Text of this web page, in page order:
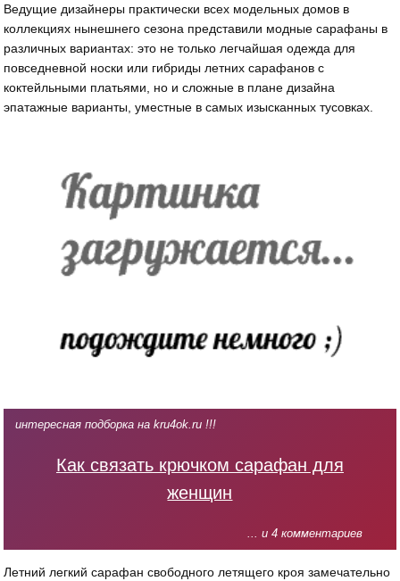
Ведущие дизайнеры практически всех модельных домов в
коллекциях нынешнего сезона представили модные сарафаны в
различных вариантах: это не только легчайшая одежда для
повседневной носки или гибриды летних сарафанов с
коктейльными платьями, но и сложные в плане дизайна
эпатажные варианты, уместные в самых изысканных тусовках.
интересная подборка на kru4ok.ru !!!
Как связать крючком сарафан для
женщин
... и 4 комментариев
Летний легкий сарафан свободного летящего кроя замечательно